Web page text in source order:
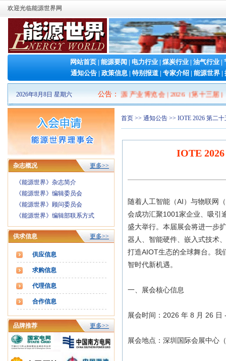
欢迎光临能源世界网
网站首页 | 能源要闻 | 电力行业 | 煤炭行业 | 油气行业 |
通知公告 | 政策信息 | 特别报道 | 专家介绍 | 能源世界 |
2026年8月8日 星期六 公告 ：
2026山东清洁能源 产业博览会|2026（第十三届）中国国际
杂志概况 更多>>
《能源世界》杂志简介
《能源世界》编辑委员会
《能源世界》顾问委员会
《能源世界》编辑部联系方式
供求信息 更多>>
供应信息
求购信息
代理信息
合作信息
品牌推荐 更多>>
首页 >> 通知公告 >> IOTE 2026 第二
IOTE
随着人工智能（AI）与物联网
会成功汇聚1001家企业、吸引
盛大举行。本届展会将进一步
器人、智能硬件、嵌入式技术
打造AIOT生态的全球舞台。我
智时代新机遇。
一、展会核心信息
展会时间：2026 年 8 月 26 日
展会地点：深圳国际会展中心